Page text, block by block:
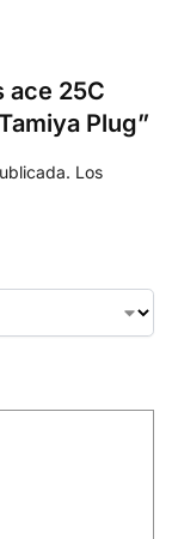
ace 25C
Plug”
Los